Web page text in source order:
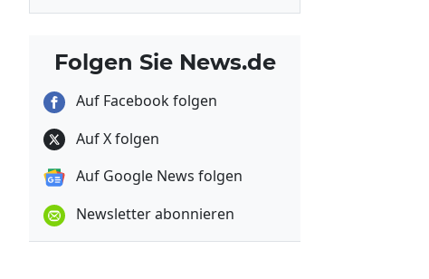
Folgen Sie News.de
Auf Facebook folgen
Auf X folgen
Auf Google News folgen
Newsletter abonnieren